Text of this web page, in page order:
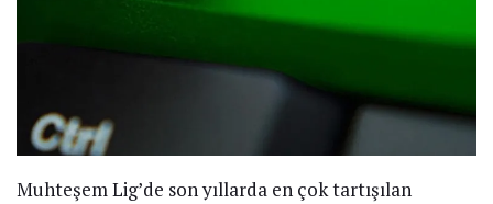
Muhteşem Lig’de son yıllarda en çok tartışılan